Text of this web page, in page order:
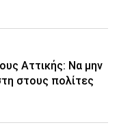
Αττικής: Να μην
στους πολίτες